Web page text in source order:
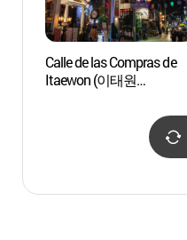
Calle de las Compras de
Itaewon (이태원